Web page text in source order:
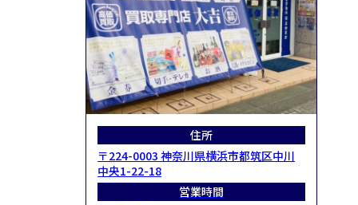
住所
〒224-0003 神奈川県横浜市都筑区中川
中央1-22-18
営業時間